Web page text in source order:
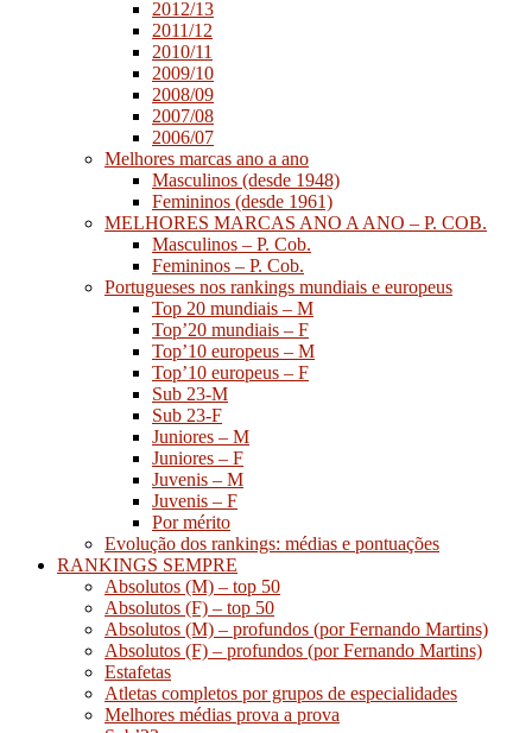
2012/13
2011/12
2010/11
2009/10
2008/09
2007/08
2006/07
Melhores marcas ano a ano
Masculinos (desde 1948)
Femininos (desde 1961)
MELHORES MARCAS ANO A ANO – P. COB.
Masculinos – P. Cob.
Femininos – P. Cob.
Portugueses nos rankings mundiais e europeus
Top 20 mundiais – M
Top’20 mundiais – F
Top’10 europeus – M
Top’10 europeus – F
Sub 23-M
Sub 23-F
Juniores – M
Juniores – F
Juvenis – M
Juvenis – F
Por mérito
Evolução dos rankings: médias e pontuações
RANKINGS SEMPRE
Absolutos (M) – top 50
Absolutos (F) – top 50
Absolutos (M) – profundos (por Fernando Martins)
Absolutos (F) – profundos (por Fernando Martins)
Estafetas
Atletas completos por grupos de especialidades
Melhores médias prova a prova